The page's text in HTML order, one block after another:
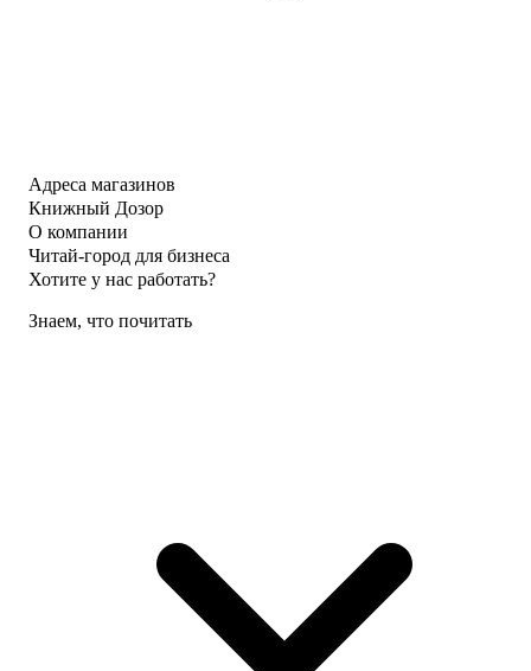
Адреса магазинов
Книжный Дозор
О компании
Читай-город для бизнеса
Хотите у нас работать?
Знаем, что почитать